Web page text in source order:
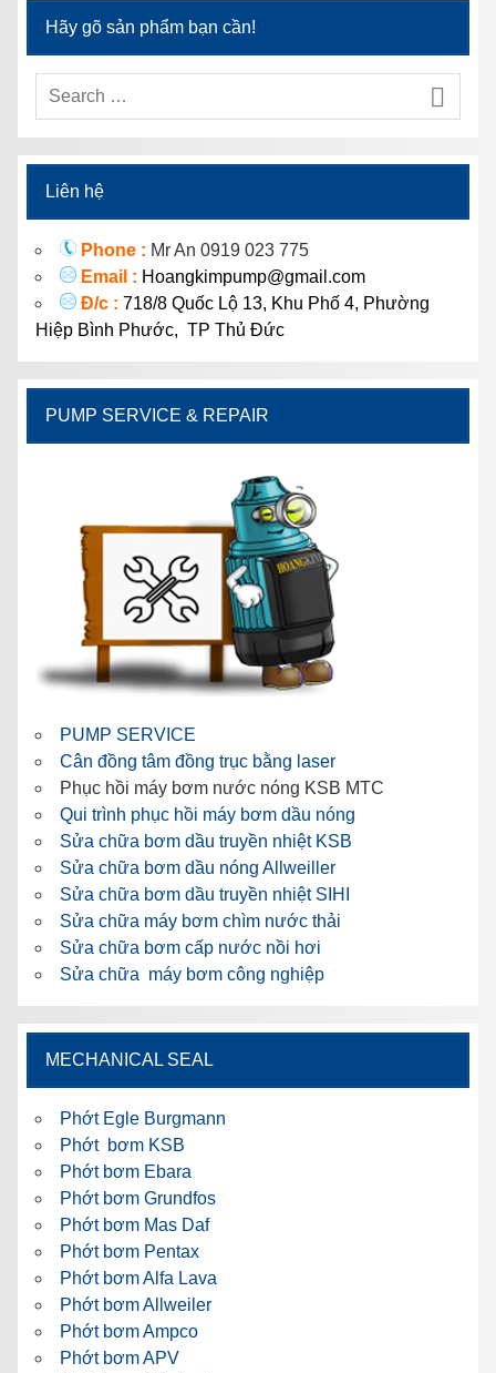
Hãy gõ sản phẩm bạn cần!
Liên hệ
Phone : Mr An 0919 023 775
Email : Hoangkimpump@gmail.com
Đ/c : 718/8 Quốc Lộ 13, Khu Phố 4, Phường
Hiệp Bình Phước, TP Thủ Đức
PUMP SERVICE & REPAIR
PUMP SERVICE
Cân đồng tâm đồng trục bằng laser
Phục hồi máy bơm nước nóng KSB MTC
Qui trình phục hồi máy bơm dầu nóng
Sửa chữa bơm dầu truyền nhiệt KSB
Sửa chữa bơm dầu nóng Allweiller
Sửa chữa bơm dầu truyền nhiệt SIHI
Sửa chữa máy bơm chìm nước thải
Sửa chữa bơm cấp nước nồi hơi
Sửa chữa máy bơm công nghiệp
MECHANICAL SEAL
Phớt Egle Burgmann
Phớt bơm KSB
Phớt bơm Ebara
Phớt bơm Grundfos
Phớt bơm Mas Daf
Phớt bơm Pentax
Phớt bơm Alfa Lava
Phớt bơm Allweiler
Phớt bơm Ampco
Phớt bơm APV